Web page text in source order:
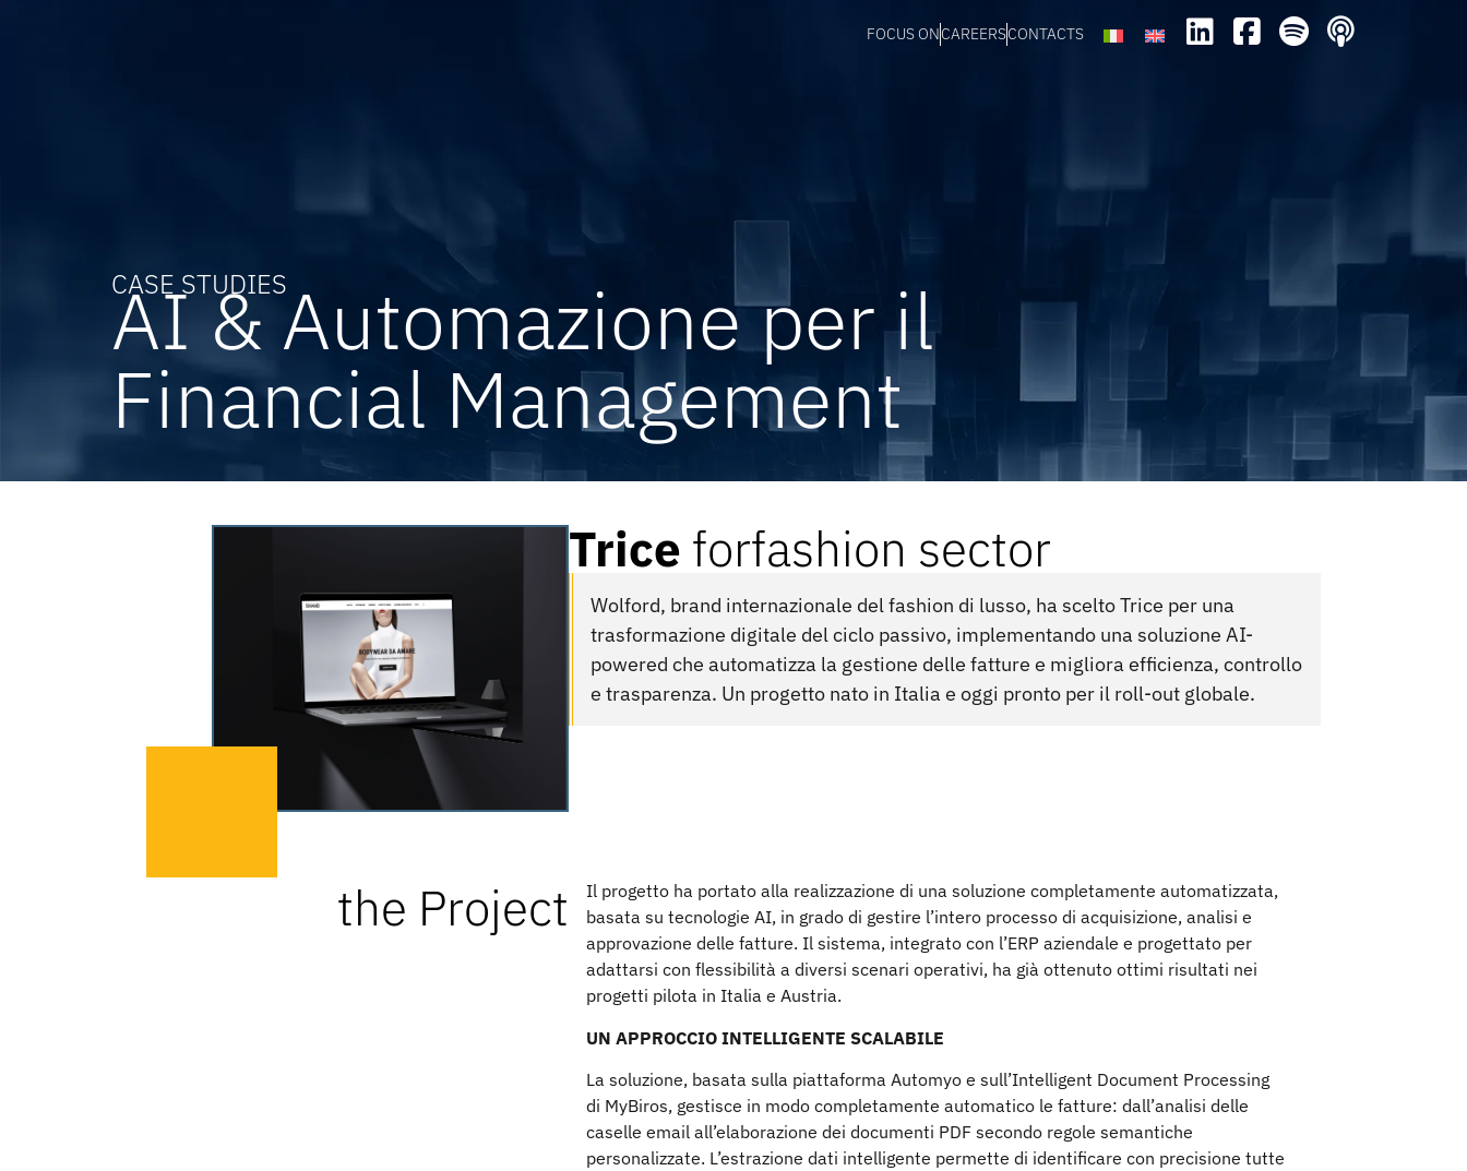
FOCUS ONCAREERSCONTACTS
CASE STUDIES
AI & Automazione per il
Financial Management
Trice forfashion sector
Wolford, brand internazionale del fashion di lusso, ha scelto Trice per una
trasformazione digitale del ciclo passivo, implementando una soluzione AI-
powered che automatizza la gestione delle fatture e migliora efficienza, controllo
e trasparenza. Un progetto nato in Italia e oggi pronto per il roll-out globale.
the Project
Il progetto ha portato alla realizzazione di una soluzione completamente automatizzata,
basata su tecnologie AI, in grado di gestire l’intero processo di acquisizione, analisi e
approvazione delle fatture. Il sistema, integrato con l’ERP aziendale e progettato per
adattarsi con flessibilità a diversi scenari operativi, ha già ottenuto ottimi risultati nei
progetti pilota in Italia e Austria.
UN APPROCCIO INTELLIGENTE SCALABILE
La soluzione, basata sulla piattaforma Automyo e sull’Intelligent Document Processing
di MyBiros, gestisce in modo completamente automatico le fatture: dall’analisi delle
caselle email all’elaborazione dei documenti PDF secondo regole semantiche
personalizzate. L’estrazione dati intelligente permette di identificare con precisione tutte